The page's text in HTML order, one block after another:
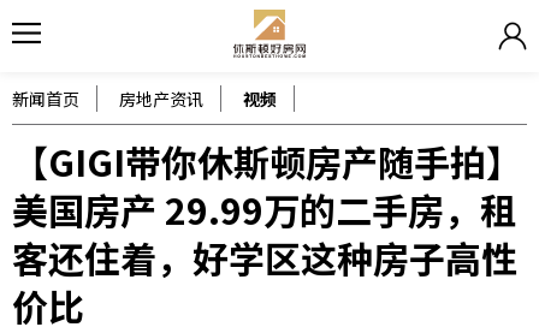
新闻首页 房地产资讯 视频
【GIGI带你休斯顿房产随手拍】
美国房产 29.99万的二手房，租
客还住着，好学区这种房子高性
价比